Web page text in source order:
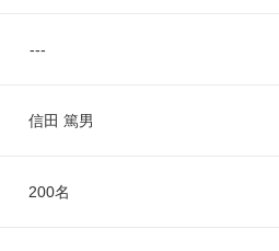
---
信田 篤男
200名